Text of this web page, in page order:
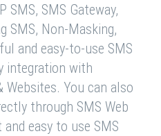
SMS, SMS Gateway,
SMS, Non-Masking,
and easy-to-use SMS
integration with
You can also
through SMS Web
and easy to use SMS